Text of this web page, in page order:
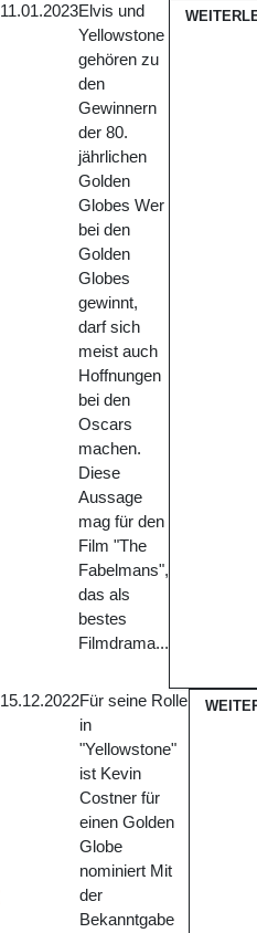
11.01.2023Elvis und
Yellowstone
gehören zu
den
Gewinnern
der 80.
jährlichen
Golden
Globes Wer
bei den
Golden
Globes
gewinnt,
darf sich
meist auch
Hoffnungen
bei den
Oscars
machen.
Diese
Aussage
mag für den
Film "The
Fabelmans",
das als
bestes
Filmdrama...
15.12.2022Für seine Rolle
in
"Yellowstone"
ist Kevin
Costner für
einen Golden
Globe
nominiert Mit
der
Bekanntgabe